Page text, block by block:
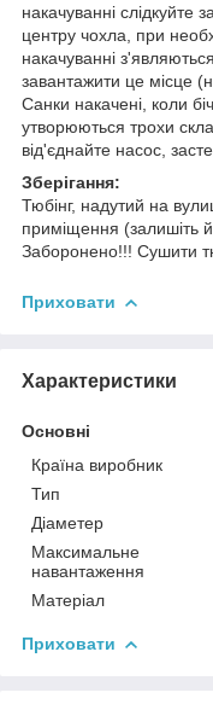
накачуванні
центру чохла, при
накачуванні
завантажити це місце
Санки накачені, коли
утворюються трохи
від'єднайте насос,
Зберігання:
Тюбінг, надутий на
приміщення (залишіть
Заборонено!!! Сушити
Приховати
Характеристики
Основні
Країна виробник
Тип
Діаметер
Максимальне
навантаження
Матеріал
Приховати